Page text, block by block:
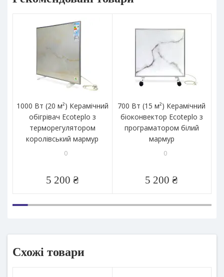
1000 Вт (20 м²) Керамічний
обігрівач Ecoteplo з
терморегулятором
королівський мармур
0
5 200 ₴
700 Вт (15 м²) Керамічний
біоконвектор Ecoteplo з
програматором білий
мармур
0
5 200 ₴
Схожі товари